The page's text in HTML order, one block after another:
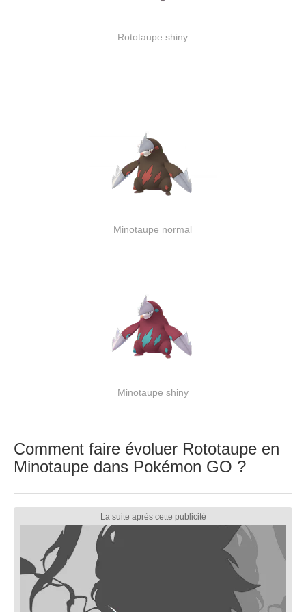
Rototaupe shiny
Minotaupe normal
Minotaupe shiny
Comment faire évoluer Rototaupe en
Minotaupe dans Pokémon GO ?